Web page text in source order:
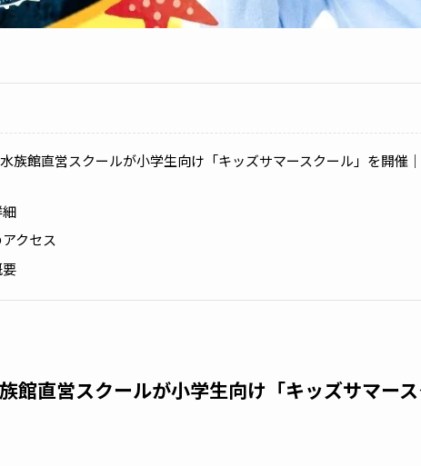
族館直営スクールが小学生向け「キッズサマースクール」を開催
細
クセス
要
館直営スクールが小学生向け「キッズサマー